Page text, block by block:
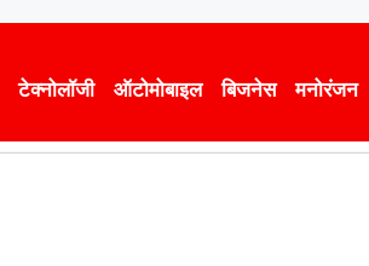
टेक्नोलॉजी ऑटोमोबाइल बिजनेस मनोरंजन